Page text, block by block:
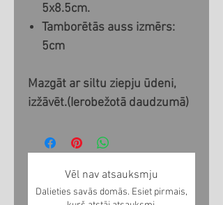
5x8.5cm.
Tamborētās auss izmērs:
5cm
Mazgāt ar siltu ziepju ūdeni,
izžāvēt.(Ierobežotā daudzumā)
Vēl nav atsauksmju
Dalieties savās domās. Esiet pirmais,